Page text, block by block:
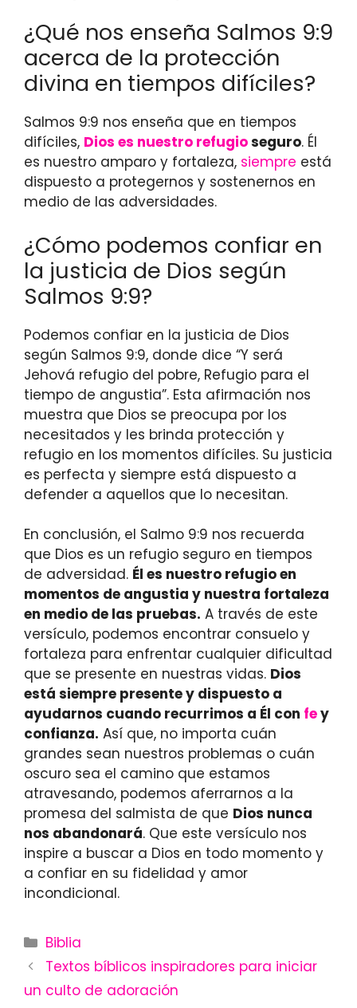
¿Qué nos enseña Salmos 9:9
acerca de la protección
divina en tiempos difíciles?
Salmos 9:9 nos enseña que en tiempos
difíciles, Dios es nuestro refugioseguro. Él
es nuestro amparo y fortaleza, siempre está
dispuesto a protegernos y sostenernos en
medio de las adversidades.
¿Cómo podemos confiar en
la justicia de Dios según
Salmos 9:9?
Podemos confiar en la justicia de Dios
según Salmos 9:9, donde dice “Y será
Jehová refugio del pobre, Refugio para el
tiempo de angustia”. Esta afirmación nos
muestra que Dios se preocupa por los
necesitados y les brinda protección y
refugio en los momentos difíciles. Su justicia
es perfecta y siempre está dispuesto a
defender a aquellos que lo necesitan.
En conclusión, el Salmo 9:9 nos recuerda
que Dios es un refugio seguro en tiempos
de adversidad. Él es nuestro refugio en
momentos de angustia y nuestra fortaleza
en medio de las pruebas. A través de este
versículo, podemos encontrar consuelo y
fortaleza para enfrentar cualquier dificultad
que se presente en nuestras vidas. Dios
está siempre presente y dispuesto a
ayudarnos cuando recurrimos a Él con fey
confianza. Así que, no importa cuán
grandes sean nuestros problemas o cuán
oscuro sea el camino que estamos
atravesando, podemos aferrarnos a la
promesa del salmista de que Dios nunca
nos abandonará. Que este versículo nos
inspire a buscar a Dios en todo momento y
a confiar en su fidelidad y amor
incondicional.
Categories
Biblia
Textos bíblicos inspiradores para iniciar
un culto de adoración